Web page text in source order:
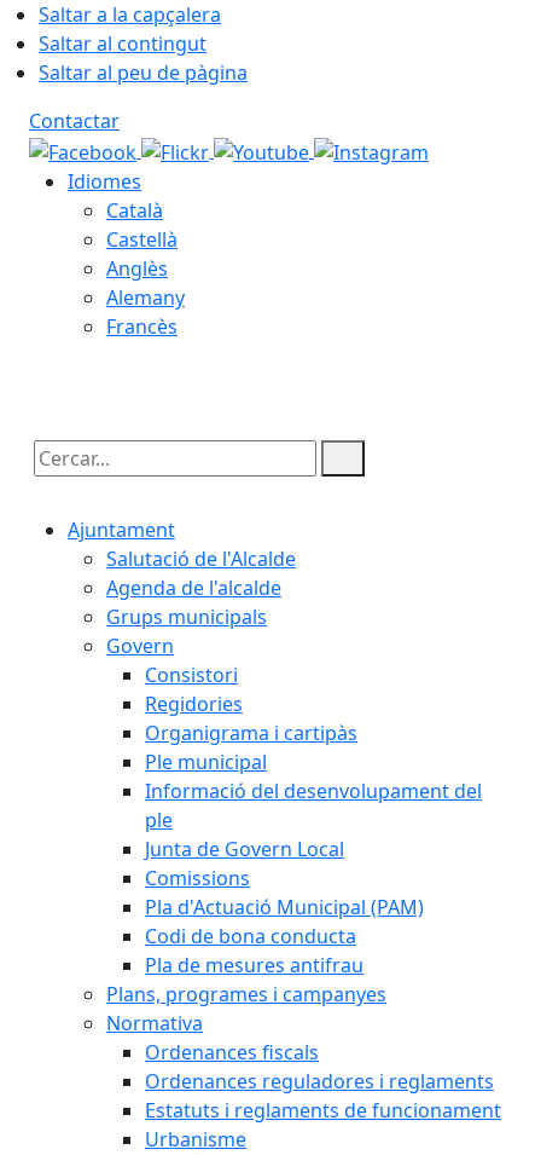
Saltar a la capçalera
Saltar al contingut
Saltar al peu de pàgina
Contactar
Idiomes
Català
Castellà
Anglès
Alemany
Francès
Cercar:
Ajuntament
Salutació de l'Alcalde
Agenda de l'alcalde
Grups municipals
Govern
Consistori
Regidories
Organigrama i cartipàs
Ple municipal
Informació del desenvolupament del
ple
Junta de Govern Local
Comissions
Pla d'Actuació Municipal (PAM)
Codi de bona conducta
Pla de mesures antifrau
Plans, programes i campanyes
Normativa
Ordenances fiscals
Ordenances reguladores i reglaments
Estatuts i reglaments de funcionament
Urbanisme